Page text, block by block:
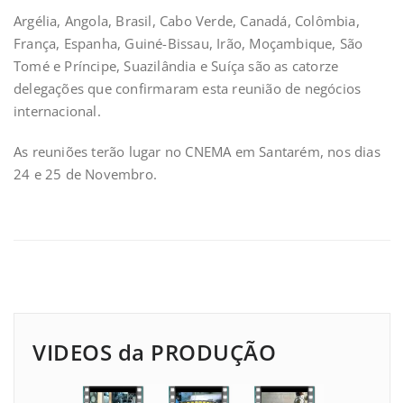
Argélia, Angola, Brasil, Cabo Verde, Canadá, Colômbia,
França, Espanha, Guiné-Bissau, Irão, Moçambique, São
Tomé e Príncipe, Suazilândia e Suíça são as catorze
delegações que confirmaram esta reunião de negócios
internacional.
As reuniões terão lugar no CNEMA em Santarém, nos dias
24 e 25 de Novembro.
VIDEOS da PRODUÇÃO